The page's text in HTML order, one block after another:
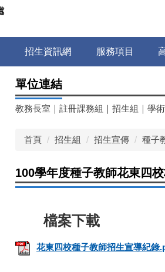
招生資訊網 服務項目
單位連結
教務長室 ｜ 註冊課務組 ｜ 招生組 ｜ 學
首頁 招生組 招生宣傳 種子
100學年度種子教師花東四
花東四校種子教師招生宣導紀錄